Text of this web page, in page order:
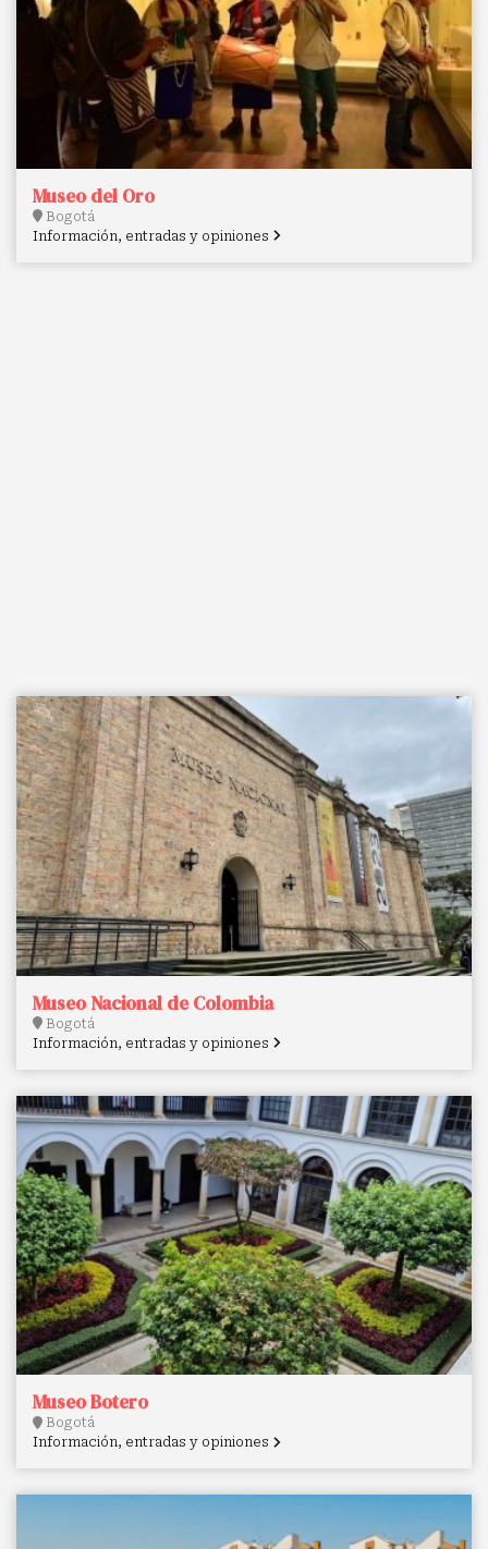
Museo del Oro
Bogotá
Información, entradas y opiniones
Museo Nacional de Colombia
Bogotá
Información, entradas y opiniones
Museo Botero
Bogotá
Información, entradas y opiniones